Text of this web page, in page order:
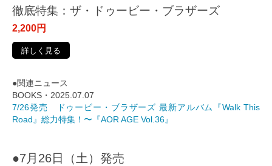
徹底特集：ザ・ドゥービー・ブラザーズ
2,200円
詳しく見る
●関連ニュース
BOOKS・2025.07.07
7/26発売 ドゥービー・ブラザーズ 最新アルバム『Walk This
Road』総力特集！〜『AOR AGE Vol.36』
●7月26日（土）発売